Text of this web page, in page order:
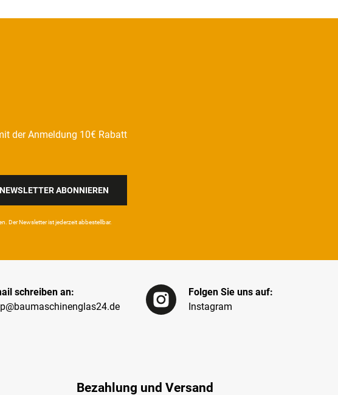
der Anmeldung 10€ Rabatt
NEWSLETTER ABONNIEREN
Der News­letter ist jeder­zeit ab­bestel­lbar.
schreiben an:
Folgen Sie uns auf:
Instagram
Bezahlung und Versand